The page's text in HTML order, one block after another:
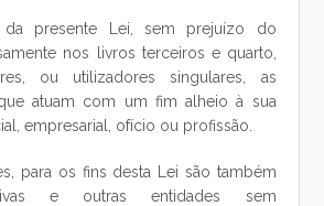
da presente Lei, sem prejuízo do
nos livros terceiros e quarto,
ou utilizadores singulares, as
atuam com um fim alheio à sua
empresarial, ofício ou profissão.
para os fins desta Lei são também
e outras entidades sem